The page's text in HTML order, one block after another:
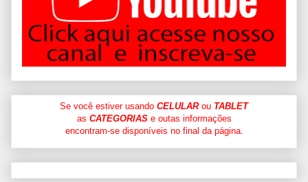
Se você estiver usando CELULARou TABLET
as CATEGORIASe outas informações
encontram-se disponíveis no final da página.